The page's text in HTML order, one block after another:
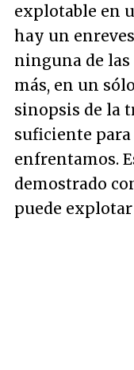
explotable en
hay un
ninguna de las
más, en un
sinopsis de la
suficiente
enfrentamos.
demostrado
puede